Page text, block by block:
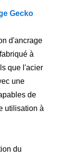
Gecko
d'ancrage
à
que l'acier
une
de
utilisation à
du